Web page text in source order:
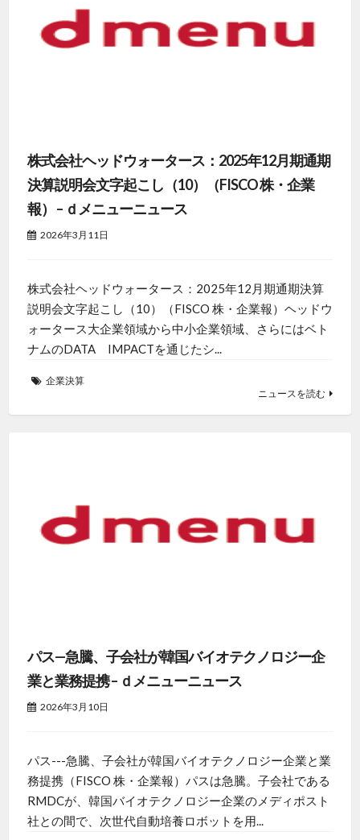
株式会社ヘッドウォータース：2025年12月期通期
決算説明会文字起こし（10）（FISCO 株・企業
報） – ｄメニューニュース
2026年3月11日
株式会社ヘッドウォータース：2025年12月期通期決算
説明会文字起こし（10）（FISCO 株・企業報）ヘッドウ
ォータース大企業領域から中小企業領域、さらにはベト
ナムのDATA IMPACTを通じたシ...
企業決算
ニュースを読む
パス—急騰、子会社が韓国バイオテクノロジー企
業と業務提携 – ｄメニューニュース
2026年3月10日
パス---急騰、子会社が韓国バイオテクノロジー企業と業
務提携（FISCO 株・企業報）パスは急騰。子会社である
RMDCが、韓国バイオテクノロジー企業のメディポスト
社との間で、次世代自動培養ロボットを用...